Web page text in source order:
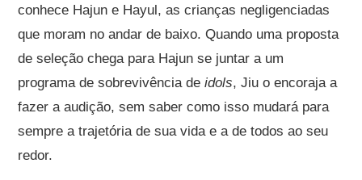
conhece Hajun e Hayul, as crianças negligenciadas
que moram no andar de baixo. Quando uma proposta
de seleção chega para Hajun se juntar a um
programa de sobrevivência deidols, Jiu o encoraja a
fazer a audição, sem saber como isso mudará para
sempre a trajetória de sua vida e a de todos ao seu
redor.